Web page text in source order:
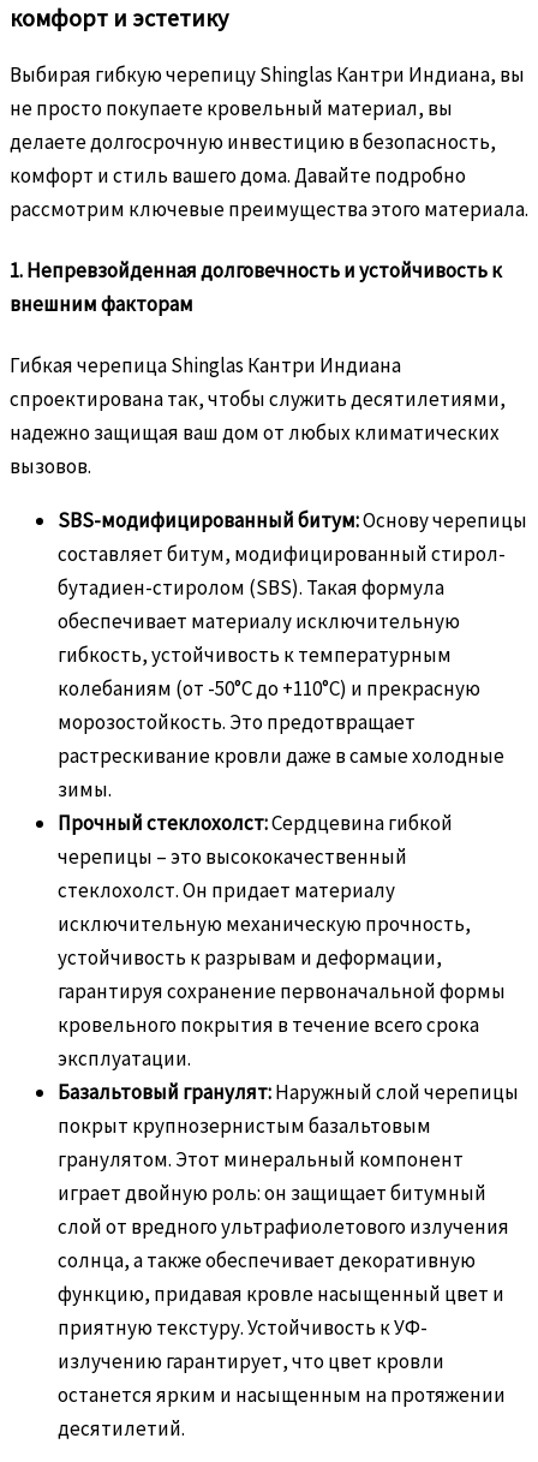
комфорт и эстетику
Выбирая гибкую черепицу Shinglas Кантри Индиана, вы
не просто покупаете кровельный материал, вы
делаете долгосрочную инвестицию в безопасность,
комфорт и стиль вашего дома. Давайте подробно
рассмотрим ключевые преимущества этого материала.
1. Непревзойденная долговечность и устойчивость к
внешним факторам
Гибкая черепица Shinglas Кантри Индиана
спроектирована так, чтобы служить десятилетиями,
надежно защищая ваш дом от любых климатических
вызовов.
SBS-модифицированный битум:Основу черепицы
составляет битум, модифицированный стирол-
бутадиен-стиролом (SBS). Такая формула
обеспечивает материалу исключительную
гибкость, устойчивость к температурным
колебаниям (от -50°C до +110°C) и прекрасную
морозостойкость. Это предотвращает
растрескивание кровли даже в самые холодные
зимы.
Прочный стеклохолст:Сердцевина гибкой
черепицы – это высококачественный
стеклохолст. Он придает материалу
исключительную механическую прочность,
устойчивость к разрывам и деформации,
гарантируя сохранение первоначальной формы
кровельного покрытия в течение всего срока
эксплуатации.
Базальтовый гранулят:Наружный слой черепицы
покрыт крупнозернистым базальтовым
гранулятом. Этот минеральный компонент
играет двойную роль: он защищает битумный
слой от вредного ультрафиолетового излучения
солнца, а также обеспечивает декоративную
функцию, придавая кровле насыщенный цвет и
приятную текстуру. Устойчивость к УФ-
излучению гарантирует, что цвет кровли
останется ярким и насыщенным на протяжении
десятилетий.